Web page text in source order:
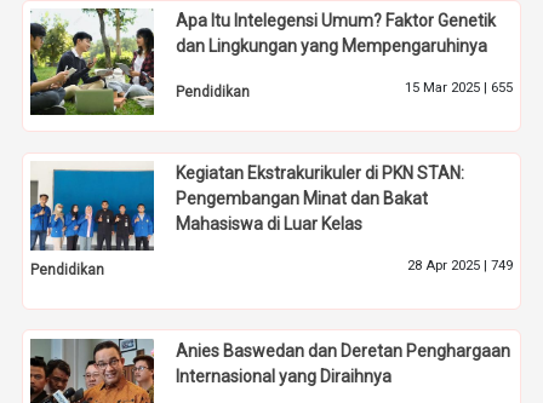
Apa Itu Intelegensi Umum? Faktor Genetik
dan Lingkungan yang Mempengaruhinya
Pendidikan 15 Mar 2025 | 655
Kegiatan Ekstrakurikuler di PKN STAN:
Pengembangan Minat dan Bakat
Mahasiswa di Luar Kelas
Pendidikan 28 Apr 2025 | 749
Anies Baswedan dan Deretan Penghargaan
Internasional yang Diraihnya